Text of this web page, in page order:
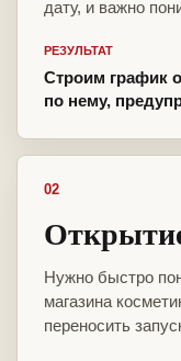
дату, и важно
РЕЗУЛЬТАТ
Строим график
по нему,
02
Нужно быстро
магазина
переносить